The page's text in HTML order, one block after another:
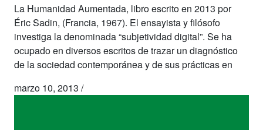
La Humanidad Aumentada, libro escrito en 2013 por
Éric Sadin, (Francia, 1967). El ensayista y filósofo
investiga la denominada “subjetividad digital”. Se ha
ocupado en diversos escritos de trazar un diagnóstico
de la sociedad contemporánea y de sus prácticas en
marzo 10, 2013 /